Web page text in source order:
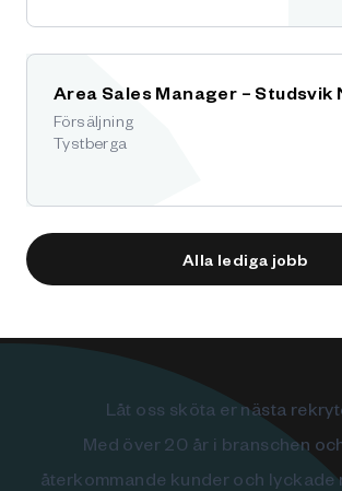
Area Sales Manager – Studsvik
Försäljning
Tystberga
Alla lediga jobb
Låt oss sköta er nästa
Med över 20 år i branschen
återkommande kunder och